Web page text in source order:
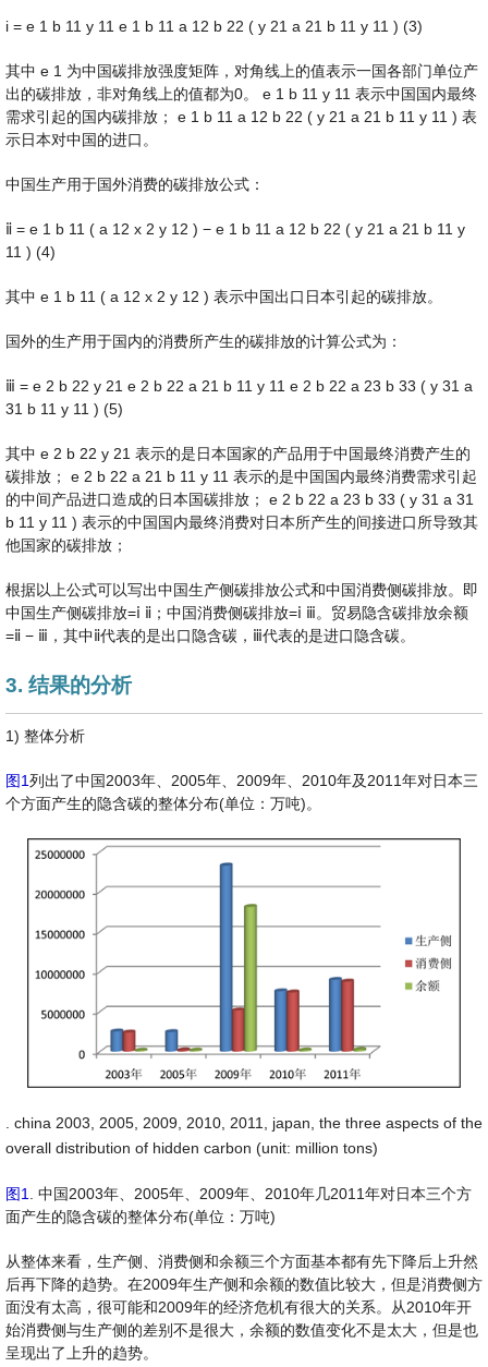
i = e 1 b 11 y 11 e 1 b 11 a 12 b 22 ( y 21 a 21 b 11 y 11 ) (3)
其中 e 1 为中国碳排放强度矩阵，对角线上的值表示一国各部门单位产
出的碳排放，非对角线上的值都为0。 e 1 b 11 y 11 表示中国国内最终
需求引起的国内碳排放； e 1 b 11 a 12 b 22 ( y 21 a 21 b 11 y 11 ) 表
示日本对中国的进口。
中国生产用于国外消费的碳排放公式：
ⅱ = e 1 b 11 ( a 12 x 2 y 12 ) − e 1 b 11 a 12 b 22 ( y 21 a 21 b 11 y
11 ) (4)
其中 e 1 b 11 ( a 12 x 2 y 12 ) 表示中国出口日本引起的碳排放。
国外的生产用于国内的消费所产生的碳排放的计算公式为：
ⅲ = e 2 b 22 y 21 e 2 b 22 a 21 b 11 y 11 e 2 b 22 a 23 b 33 ( y 31 a
31 b 11 y 11 ) (5)
其中 e 2 b 22 y 21 表示的是日本国家的产品用于中国最终消费产生的
碳排放； e 2 b 22 a 21 b 11 y 11 表示的是中国国内最终消费需求引起
的中间产品进口造成的日本国碳排放； e 2 b 22 a 23 b 33 ( y 31 a 31
b 11 y 11 ) 表示的中国国内最终消费对日本所产生的间接进口所导致其
他国家的碳排放；
根据以上公式可以写出中国生产侧碳排放公式和中国消费侧碳排放。即
中国生产侧碳排放=ⅰ ⅱ；中国消费侧碳排放=ⅰ ⅲ。贸易隐含碳排放余额
=ⅱ − ⅲ，其中ⅱ代表的是出口隐含碳，ⅲ代表的是进口隐含碳。
3. 结果的分析
1) 整体分析
图1列出了中国2003年、2005年、2009年、2010年及2011年对日本三
个方面产生的隐含碳的整体分布(单位：万吨)。
. china 2003, 2005, 2009, 2010, 2011, japan, the three aspects of the
overall distribution of hidden carbon (unit: million tons)
图1
. 中国2003年、2005年、2009年、2010年几2011年对日本三个方
面产生的隐含碳的整体分布(单位：万吨)
从整体来看，生产侧、消费侧和余额三个方面基本都有先下降后上升然
后再下降的趋势。在2009年生产侧和余额的数值比较大，但是消费侧方
面没有太高，很可能和2009年的经济危机有很大的关系。从2010年开
始消费侧与生产侧的差别不是很大，余额的数值变化不是太大，但是也
呈现出了上升的趋势。